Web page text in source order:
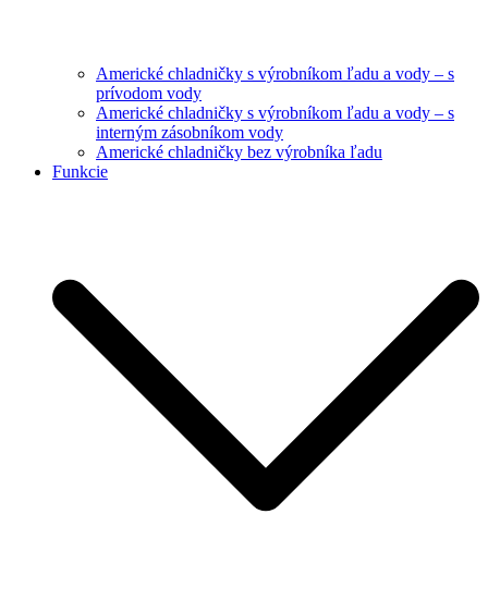
Americké chladničky s výrobníkom ľadu a vody – s
prívodom vody
Americké chladničky s výrobníkom ľadu a vody – s
interným zásobníkom vody
Americké chladničky bez výrobníka ľadu
Funkcie